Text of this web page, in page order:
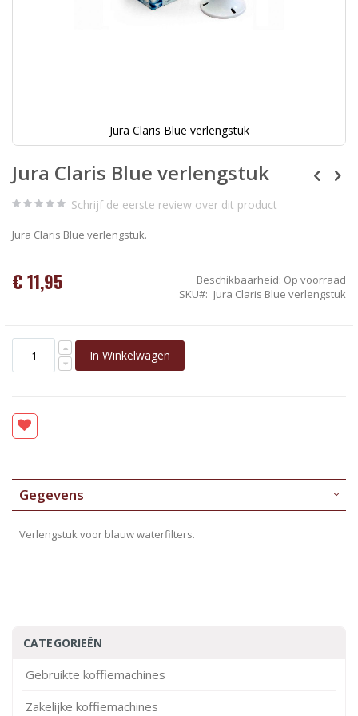
Jura Claris Blue verlengstuk
naar
het
begin
van
afbeeldingen-
Jura Claris Blue verlengstuk
Schrijf de eerste review over dit product
Jura Claris Blue verlengstuk.
€ 11,95 Beschikbaarheid: Op voorraad
SKU
Jura Claris Blue verlengstuk
In Winkelwagen
Gegevens
Verlengstuk voor blauw waterfilters.
CATEGORIEËN
Gebruikte koffiemachines
Zakelijke koffiemachines